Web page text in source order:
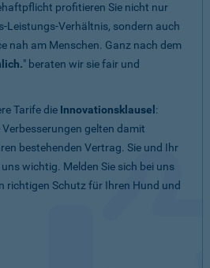
profitieren Sie nicht nur
Leistungs-Verhältnis, sondern auch
nah am Menschen. Ganz nach dem
" beraten wir sie fair und
Tarife die Innovationsklausel :
gelten damit
bestehenden Vertrag. Sie und Ihr
wichtig. Melden Sie sich bei uns
richtigen Schutz für Ihren Hund und